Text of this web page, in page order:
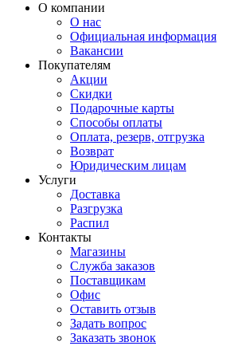
О компании
О нас
Официальная информация
Вакансии
Покупателям
Акции
Скидки
Подарочные карты
Способы оплаты
Оплата, резерв, отгрузка
Возврат
Юридическим лицам
Услуги
Доставка
Разгрузка
Распил
Контакты
Магазины
Служба заказов
Поставщикам
Офис
Оставить отзыв
Задать вопрос
Заказать звонок